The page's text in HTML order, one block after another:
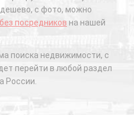
дешево, с фото, можно
без посредников на нашей
поиска недвижимости, с
перейти в любой раздел
России.